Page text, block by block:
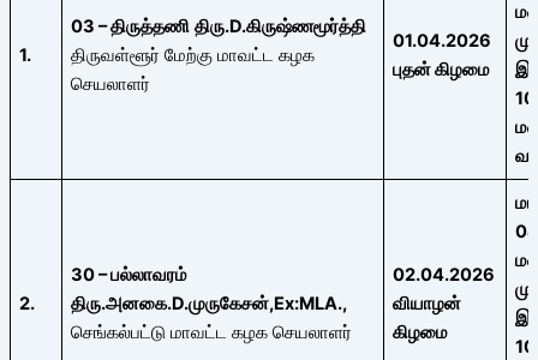
1.
03 – திருத்தணி திரு.D.கிருஷ்ணமூர்த்தி
திருவள்ளூர் மேற்கு மாவட்ட கழக
செயலாளர்
01.04.2026
புதன் கிழமை
10
2.
30 – பல்லாவரம்
திரு.அனகை.D.முருகேசன்,Ex:MLA.,
செங்கல்பட்டு மாவட்ட கழக செயலாளர்
02.04.2026
வியாழன்
கிழமை
10